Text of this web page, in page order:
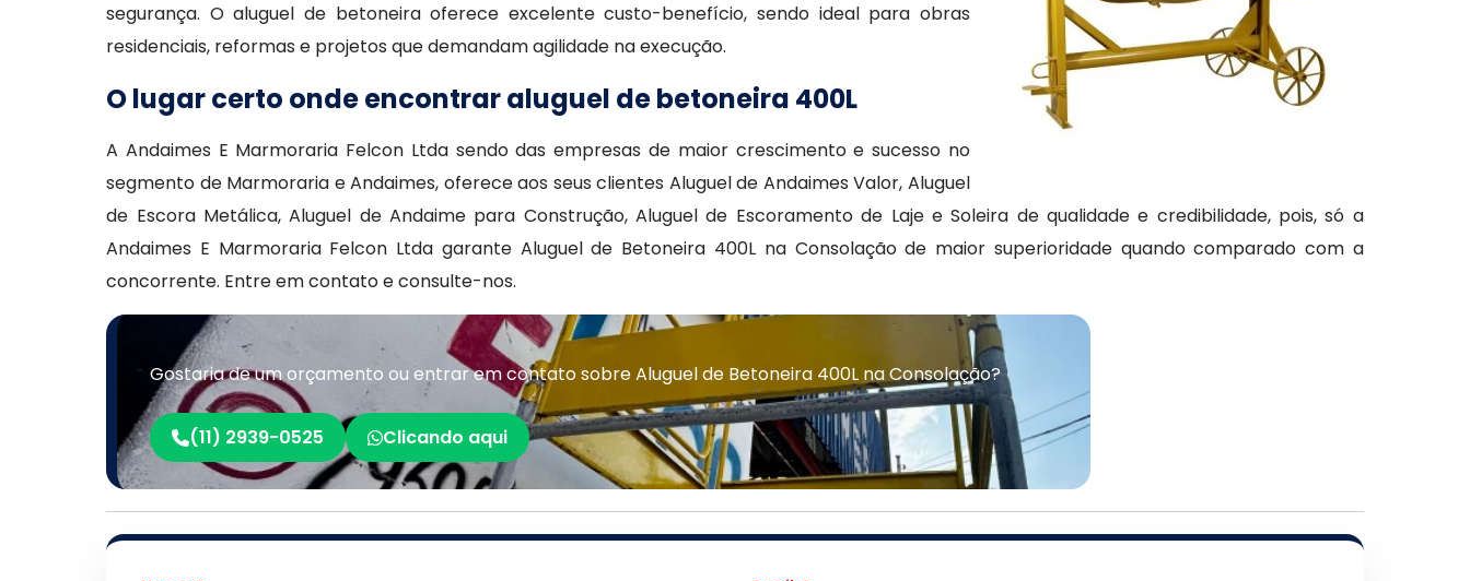
segurança. O aluguel de betoneira oferece excelente custo-benefício, sendo ideal para obras
residenciais, reformas e projetos que demandam agilidade na execução.
O lugar certo onde encontrar aluguel de betoneira 400L
A Andaimes E Marmoraria Felcon Ltda sendo das empresas de maior crescimento e sucesso no
segmento de Marmoraria e Andaimes, oferece aos seus clientes Aluguel de Andaimes Valor, Aluguel
de Escora Metálica, Aluguel de Andaime para Construção, Aluguel de Escoramento de Laje e Soleira de qualidade e credibilidade, pois, só a
Andaimes E Marmoraria Felcon Ltda garante Aluguel de Betoneira 400L na Consolação de maior superioridade quando comparado com a
concorrente. Entre em contato e consulte-nos.
Gostaria de um orçamento ou entrar em contato sobre Aluguel de Betoneira 400L na Consolação?
(11) 2939-0525 Clicando aqui